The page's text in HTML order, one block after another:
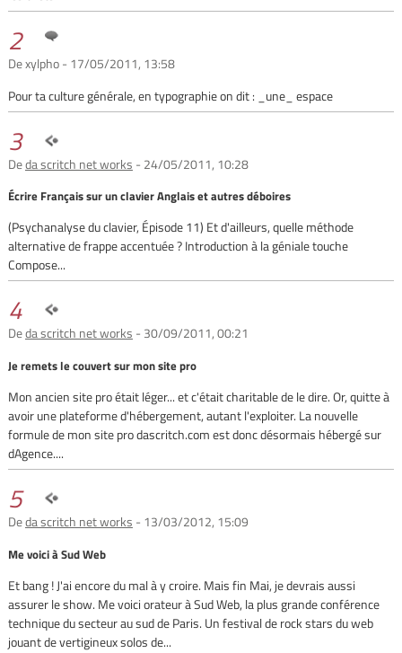
2
De xylpho - 17/05/2011, 13:58
Pour ta culture générale, en typographie on dit : _une_ espace
3
Deda scritch net works - 24/05/2011, 10:28
Écrire Français sur un clavier Anglais et autres déboires
(Psychanalyse du clavier, Épisode 11) Et d'ailleurs, quelle méthode
alternative de frappe accentuée ? Introduction à la géniale touche
Compose...
4
Deda scritch net works - 30/09/2011, 00:21
Je remets le couvert sur mon site pro
Mon ancien site pro était léger... et c'était charitable de le dire. Or, quitte à
avoir une plateforme d'hébergement, autant l'exploiter. La nouvelle
formule de mon site pro dascritch.com est donc désormais hébergé sur
dAgence....
5
Deda scritch net works - 13/03/2012, 15:09
Me voici à Sud Web
Et bang ! J'ai encore du mal à y croire. Mais fin Mai, je devrais aussi
assurer le show. Me voici orateur à Sud Web, la plus grande conférence
technique du secteur au sud de Paris. Un festival de rock stars du web
jouant de vertigineux solos de...